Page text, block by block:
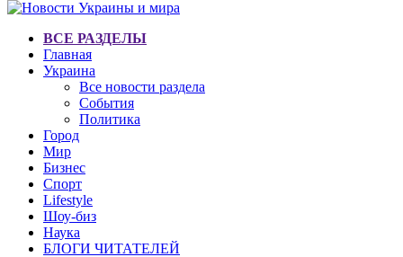
ВСЕ РАЗДЕЛЫ
Главная
Украина
Все новости раздела
События
Политика
Город
Мир
Бизнес
Спорт
Lifestyle
Шоу-биз
Наука
БЛОГИ ЧИТАТЕЛЕЙ